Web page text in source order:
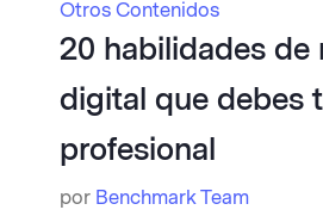
Otros Contenidos
20 habilidades de
digital que debes
profesional
por Benchmark Team